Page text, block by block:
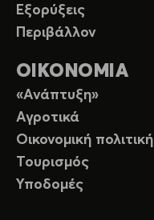
Εξορύξεις
Περιβάλλον
ΟΙΚΟΝΟΜΙΑ
«Ανάπτυξη»
Αγροτικά
Οικονομική πολιτική
Τουρισμός
Υποδομές